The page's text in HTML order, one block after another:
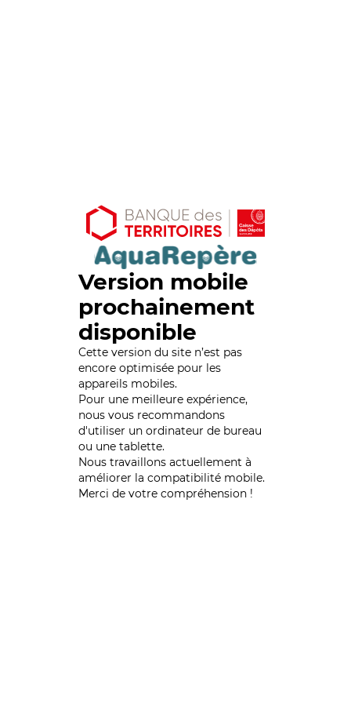
Version mobile
prochainement
disponible
Cette version du site n’est pas
encore optimisée pour les
appareils mobiles.
Pour une meilleure expérience,
nous vous recommandons
d'utiliser un ordinateur de bureau
ou une tablette.
Nous travaillons actuellement à
améliorer la compatibilité mobile.
Merci de votre compréhension !